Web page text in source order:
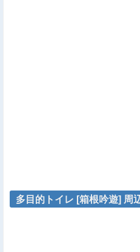
多目的トイレ [箱根吟遊] 周